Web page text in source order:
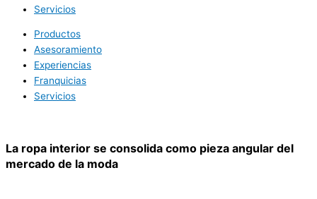
Servicios
Productos
Asesoramiento
Experiencias
Franquicias
Servicios
La ropa interior se consolida como pieza angular del
mercado de la moda